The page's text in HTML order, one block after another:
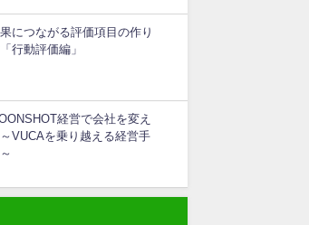
につながる評価項目の作り
行動評価編」
経営で会社を変え
VUCAを乗り越える経営手